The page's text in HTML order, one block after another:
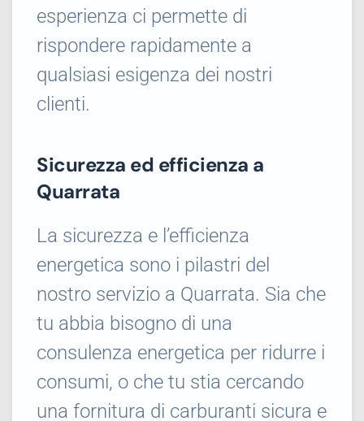
esperienza ci permette di
rispondere rapidamente a
qualsiasi esigenza dei nostri
clienti.
Sicurezza ed efficienza a
Quarrata
La sicurezza e l’efficienza
energetica sono i pilastri del
nostro servizio a Quarrata. Sia che
tu abbia bisogno di una
consulenza energetica per ridurre i
consumi, o che tu stia cercando
una fornitura di carburanti sicura e